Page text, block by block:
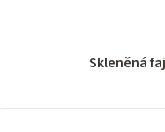
Skleněná
o